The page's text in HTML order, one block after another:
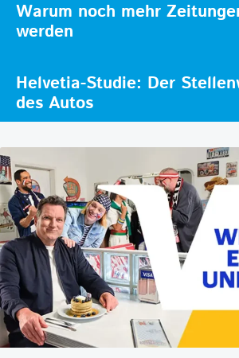
Warum noch mehr
werden
Helvetia-Studie: Der
des Autos